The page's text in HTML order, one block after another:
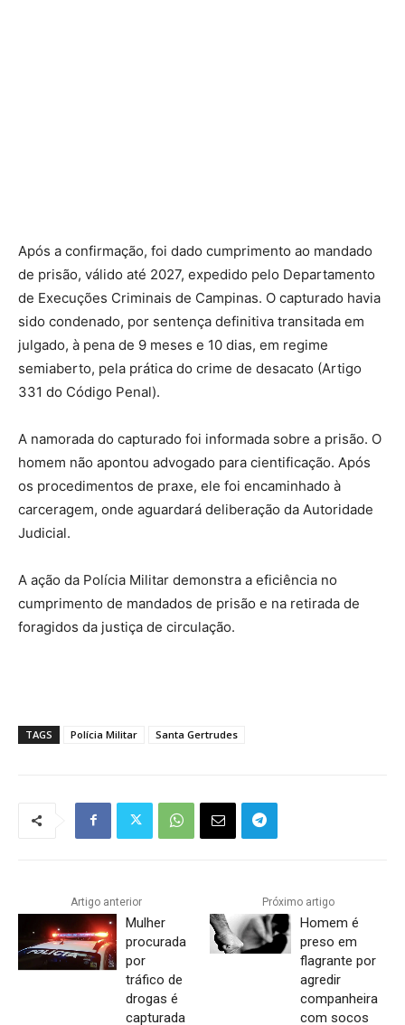
Após a confirmação, foi dado cumprimento ao mandado
de prisão, válido até 2027, expedido pelo Departamento
de Execuções Criminais de Campinas. O capturado havia
sido condenado, por sentença definitiva transitada em
julgado, à pena de 9 meses e 10 dias, em regime
semiaberto, pela prática do crime de desacato (Artigo
331 do Código Penal).
A namorada do capturado foi informada sobre a prisão. O
homem não apontou advogado para cientificação. Após
os procedimentos de praxe, ele foi encaminhado à
carceragem, onde aguardará deliberação da Autoridade
Judicial.
A ação da Polícia Militar demonstra a eficiência no
cumprimento de mandados de prisão e na retirada de
foragidos da justiça de circulação.
TAGS Polícia Militar Santa Gertrudes
Artigo anterior
Mulher
procurada
por
tráfico de
drogas é
capturada
Próximo artigo
Homem é
preso em
flagrante por
agredir
companheira
com socos